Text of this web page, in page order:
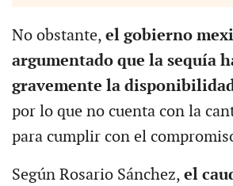
No obstante, el gobierno
argumentado que la sequía
gravemente la
por lo que no cuenta con la
para cumplir con el
Según Rosario Sánchez, el